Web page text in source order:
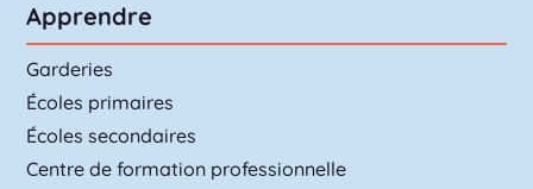
Apprendre
Garderies
Écoles primaires
Écoles secondaires
Centre de formation professionnelle